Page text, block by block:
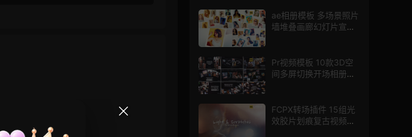
ae相册模板 多场景照片
墙堆叠画廊幻灯片宣传
Pr视频模板 10款3D空
间多屏切换开场相册视
FCPX转场插件 15组光
效胶片划痕复古视频过